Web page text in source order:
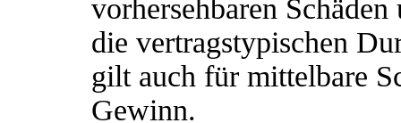
vorhersehbaren
die vertragstypischen
gilt auch für mittelbare
Gewinn.